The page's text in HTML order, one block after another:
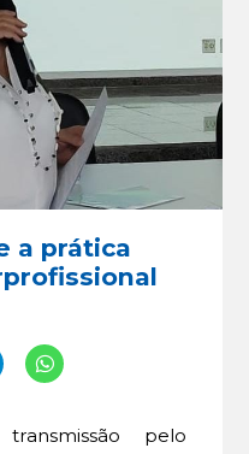
a prática
pelo